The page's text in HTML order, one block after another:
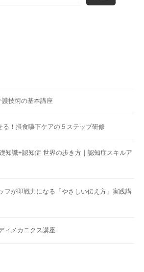
技術の基本講座
る！摂食嚥下ケアの５ステップ研修
知識+認知症 世界の歩き方｜認知症スキルア
フが即戦力になる「やさしい伝え方」実践講
ィメカニクス講座